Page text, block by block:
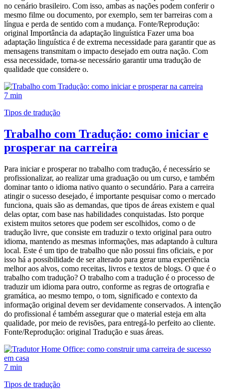
no cenário brasileiro. Com isso, ambas as nações podem conferir o
mesmo filme ou documento, por exemplo, sem ter barreiras com a
língua e perda de sentido com a mudança. Fonte/Reprodução:
original Importância da adaptação linguística Fazer uma boa
adaptação linguística é de extrema necessidade para garantir que as
mensagens transmitam o impacto desejado em outra nação. Com
essa necessidade, torna-se necessário garantir uma tradução de
qualidade que considere o.
7 min
Tipos de tradução
Trabalho com Tradução: como iniciar e
prosperar na carreira
Para iniciar e prosperar no trabalho com tradução, é necessário se
profissionalizar, ao realizar uma graduação ou um curso, e também
dominar tanto o idioma nativo quanto o secundário. Para a carreira
atingir o sucesso desejado, é importante pesquisar como o mercado
funciona, quais são as demandas, que tipos de áreas existem e qual
delas optar, com base nas habilidades conquistadas. Isto porque
existem muitos setores que podem ser escolhidos, como o de
tradução livre, que consiste em traduzir o texto original para outro
idioma, mantendo as mesmas informações, mas adaptando à cultura
local. Este é um tipo de trabalho que não possui fins oficiais, e por
isso há a possibilidade de ser alterado para gerar uma experiência
melhor aos alvos, como receitas, livros e textos de blogs. O que é o
trabalho com tradução? O trabalho com a tradução é o processo de
traduzir um idioma para outro, conforme as regras de ortografia e
gramática, ao mesmo tempo, o tom, significado e contexto da
informação original devem ser devidamente conservados. A intenção
do profissional é também assegurar que o material esteja em alta
qualidade, por meio de revisões, para entregá-lo perfeito ao cliente.
Fonte/Reprodução: original Tradução e suas áreas.
7 min
Tipos de tradução